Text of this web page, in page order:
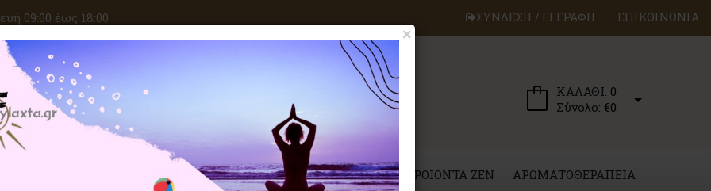
09:00 έως 18:00 ΣΥΝΔΕΣΗ / ΕΓΓΡΑΦΗ ΕΠΙΚΟΙΝΩΝΙΑ
ΚΑΛΑΘΙ: 0
Σύνολο: €0
ΚΡΥΣΤΑΛΛΟΘΕΡΑΠΕΙΑ ΜΑΓΙΚΑ ΣΥΝΕΡΓΑ ΠΡΟΙΟΝΤΑ ZEN ΑΡΩΜΑΤΟΘΕΡΑΠΕΙΑ
×